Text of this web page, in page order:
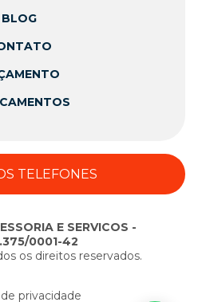
BLOG
TELEFONES
E SERVICOS -
0001-42
os direitos reservados.
privacidade